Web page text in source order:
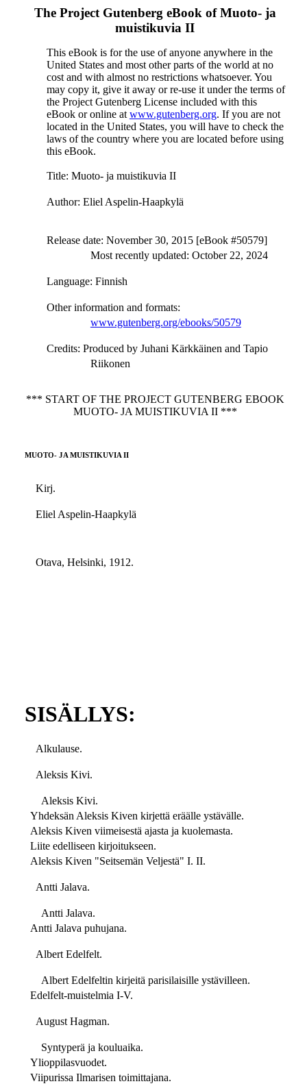
The Project Gutenberg eBook ofMuoto- ja
muistikuvia II
This eBook is for the use of anyone anywhere in the
United States and most other parts of the world at no
cost and with almost no restrictions whatsoever. You
may copy it, give it away or re-use it under the terms of
the Project Gutenberg License included with this
eBook or online at www.gutenberg.org. If you are not
located in the United States, you will have to check the
laws of the country where you are located before using
this eBook.
Title: Muoto- ja muistikuvia II
Author: Eliel Aspelin-Haapkylä
Release date: November 30, 2015 [eBook #50579]
Most recently updated: October 22, 2024
Language: Finnish
Other information and formats:
www.gutenberg.org/ebooks/50579
Credits: Produced by Juhani Kärkkäinen and Tapio
Riikonen
*** START OF THE PROJECT GUTENBERG EBOOK
MUOTO- JA MUISTIKUVIA II ***
MUOTO- JA MUISTIKUVIA II
Kirj.
Eliel Aspelin-Haapkylä
Otava, Helsinki, 1912.
SISÄLLYS:
Alkulause.
Aleksis Kivi.
Aleksis Kivi.
Yhdeksän Aleksis Kiven kirjettä eräälle ystävälle.
Aleksis Kiven viimeisestä ajasta ja kuolemasta.
Liite edelliseen kirjoitukseen.
Aleksis Kiven "Seitsemän Veljestä" I. II.
Antti Jalava.
Antti Jalava.
Antti Jalava puhujana.
Albert Edelfelt.
Albert Edelfeltin kirjeitä parisilaisille ystävilleen.
Edelfelt-muistelmia I-V.
August Hagman.
Syntyperä ja kouluaika.
Ylioppilasvuodet.
Viipurissa Ilmarisen toimittajana.